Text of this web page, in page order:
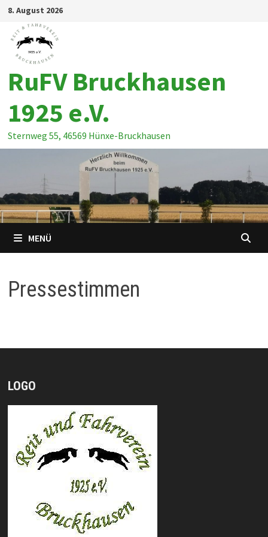
Zum
Inhalt
springen
8. August 2026
RuFV Bruckhausen
1925 e.V.
Sternweg 55, 46569 Hünxe-Bruckhausen
MENÜ
Pressestimmen
LOGO